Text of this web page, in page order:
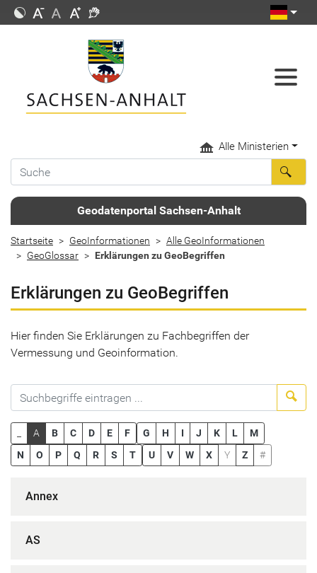
Alle Ministerien
Geodatenportal Sachsen-Anhalt
Startseite GeoInformationen
Alle GeoInformationen
GeoGlossar
Erklärungen zu GeoBegriffen
Erklärungen zu GeoBegriffen
Hier finden Sie Erklärungen zu Fachbegriffen der
Vermessung und Geoinformation.
A B C D E F G H I J K L
M
N
O P Q R S T U V W X Y Z #
Annex
AS